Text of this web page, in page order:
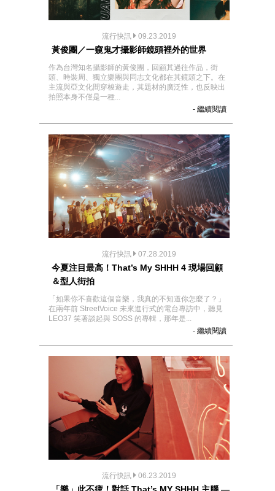
流行快訊 09.23.2019
黃俊團／一窺鬼才攝影師鏡頭裡外的世界
作為台灣知名攝影師的黃俊團，回顧其過往作品，街
頭、時裝周、獨立樂團與同志文化都在其鏡頭之下。在
主流與亞文化間穿梭遊走，其題材的廣泛性，也反映出
拍照本身不僅是一種...
- 繼續閱讀
流行快訊 07.28.2019
今夏注目最高！That’s My SHHH 4 現場回顧
＆型人街拍
「如果你不喜歡這個音樂，我真的不知道你怎麼了？」
在兩年前 StreetVoice 未來進行式的電台專訪中，聽見
LEO37 笑著談起與 SOSS 的專輯，那年是...
- 繼續閱讀
流行快訊 06.23.2019